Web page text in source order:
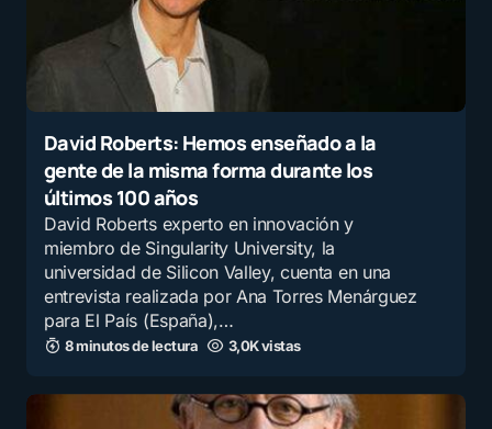
Nombre*
E-mail*
navegador para la próxima vez que comente.
David Roberts: Hemos enseñado a la
gente de la misma forma durante los
últimos 100 años
David Roberts experto en innovación y
miembro de Singularity University, la
universidad de Silicon Valley, cuenta en una
entrevista realizada por Ana Torres Menárguez
para El País (España),…
8 minutos de lectura 3,0K vistas